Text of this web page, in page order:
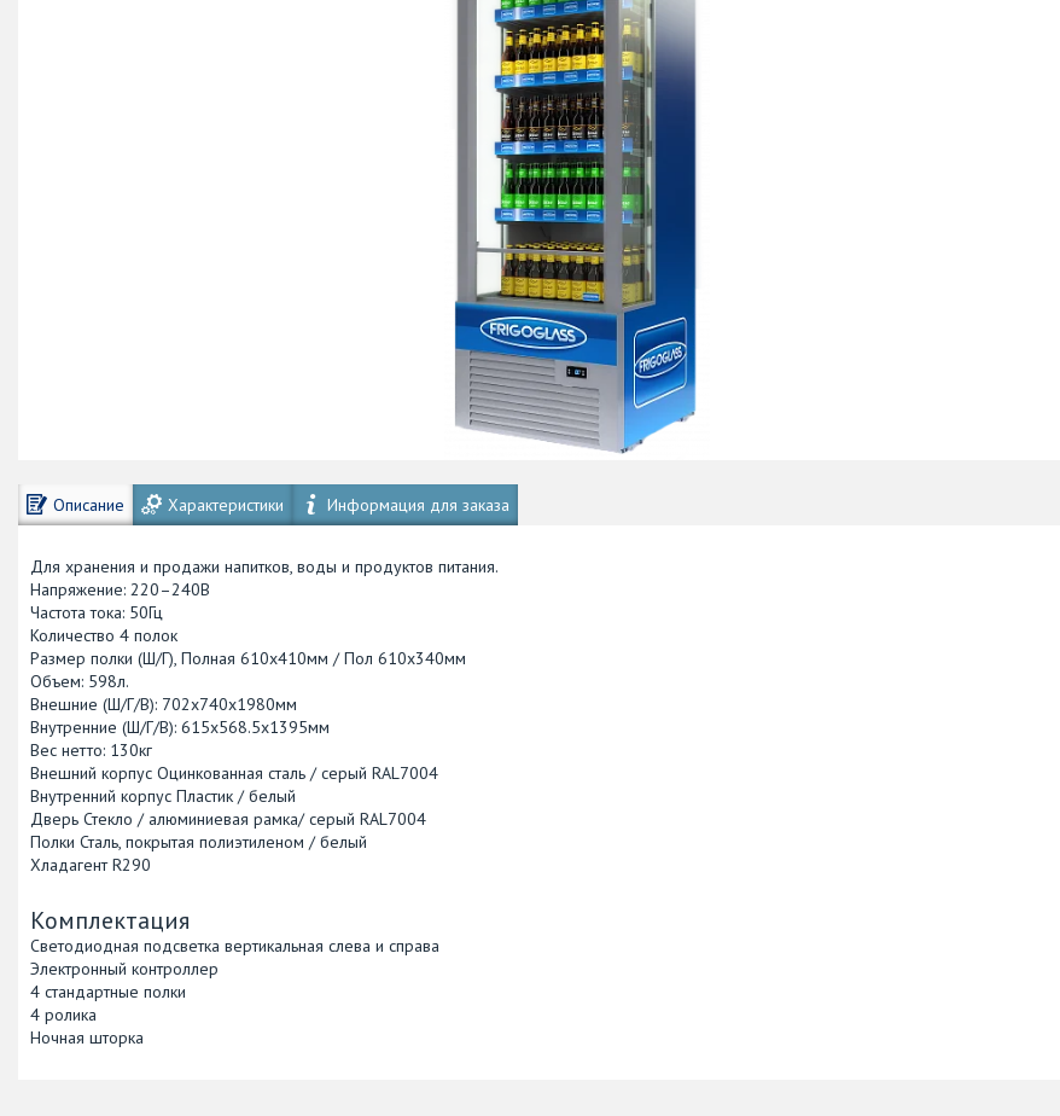
Описание Характеристики Информация для заказа
Для хранения и продажи напитков, воды и продуктов питания.
Напряжение: 220–240В
Частота тока: 50Гц
Количество 4 полок
Размер полки (Ш/Г), Полная 610x410мм / Пол 610x340мм
Объем: 598л.
Внешние (Ш/Г/В): 702x740x1980мм
Внутренние (Ш/Г/В): 615x568.5x1395мм
Вес нетто: 130кг
Внешний корпус Оцинкованная сталь / серый RAL7004
Внутренний корпус Пластик / белый
Дверь Стекло / алюминиевая рамка/ серый RAL7004
Полки Сталь, покрытая полиэтиленом / белый
Хладагент R290
Комплектация
Светодиодная подсветка вертикальная слева и справа
Электронный контроллер
4 стандартные полки
4 ролика
Ночная шторка